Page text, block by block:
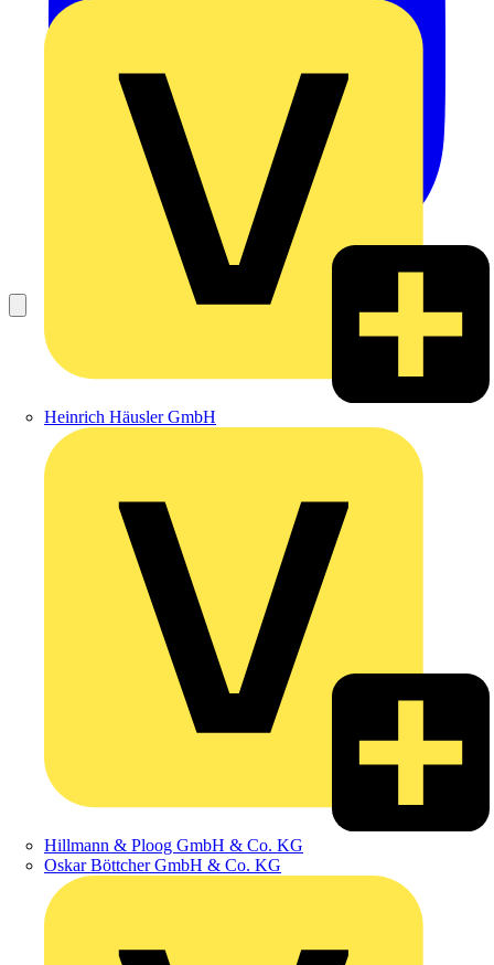
Heinrich Häusler GmbH
Hillmann & Ploog GmbH & Co. KG
Oskar Böttcher GmbH & Co. KG